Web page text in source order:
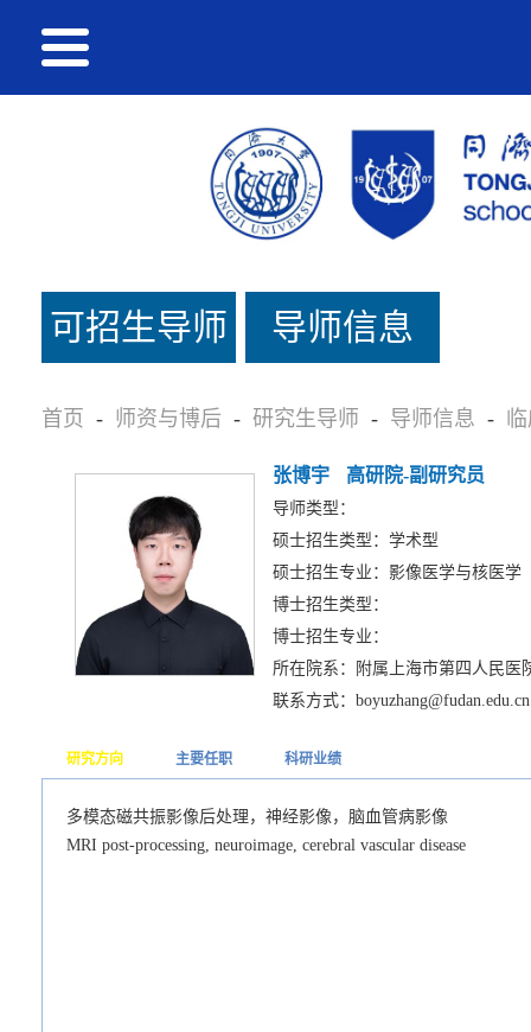
可招生导师
名单
导师信息
首页 - 师资与博后 - 研究生导师 - 导师信息 -
张博宇 高研院-副研究员
导师类型：
硕士招生类型：学术型
硕士招生专业：影像医学与核医学
博士招生类型：
博士招生专业：
所在院系：附属上海市第四人民医
联系方式：boyuzhang@fudan.edu.cn
研究方向 主要任职 科研业绩
多模态磁共振影像后处理，神经影像，脑血管病影像
MRI post-processing, neuroimage, cerebral vascular disease